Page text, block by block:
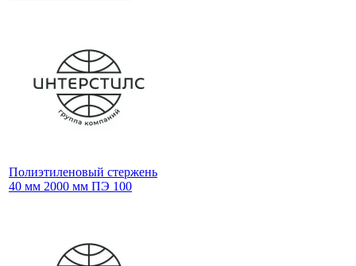
Полиэтиленовый стержень
40 мм 2000 мм ПЭ 100